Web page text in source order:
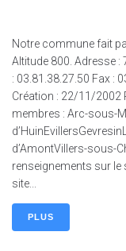
Notre commune fait
Altitude 800. Adresse :
: 03.81.38.27.50 Fax :
Création : 22/11/2002
membres : Arc-sous-
d’AmontVillers-sous-
renseignements sur le
site...
PLUS